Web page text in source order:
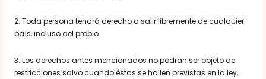
2. Toda persona tendrá derecho a salir libremente de cualquier
país, incluso del propio.
3. Los derechos antes mencionados no podrán ser objeto de
restricciones salvo cuando éstas se hallen previstas en la ley,